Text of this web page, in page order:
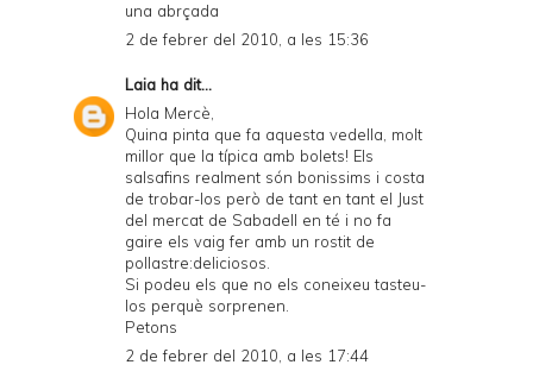
una abrçada
2 de febrer del 2010, a les 15:36
Laia ha dit...
Hola Mercè,
Quina pinta que fa aquesta vedella, molt
millor que la típica amb bolets! Els
salsafins realment són bonissims i costa
de trobar-los però de tant en tant el Just
del mercat de Sabadell en té i no fa
gaire els vaig fer amb un rostit de
pollastre:deliciosos.
Si podeu els que no els coneixeu tasteu-
los perquè sorprenen.
Petons
2 de febrer del 2010, a les 17:44